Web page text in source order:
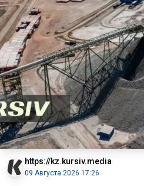
https://kz.kursiv.media
09 Августа 2026 17:26